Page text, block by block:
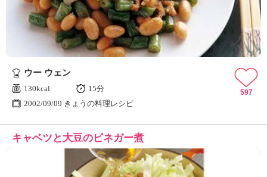
ウー ウェン
130kcal
15分
2002/09/09 きょうの料理レシピ
597
キャベツと大豆のビネガー煮